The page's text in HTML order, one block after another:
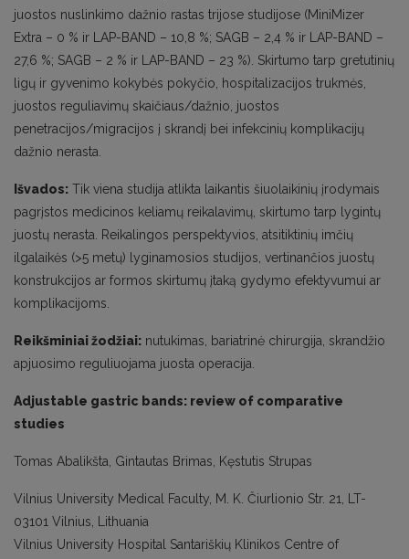
juostos nuslinkimo dažnio rastas trijose studijose (MiniMizer
Extra – 0 % ir LAP-BAND – 10,8 %; SAGB – 2,4 % ir LAP-BAND –
27,6 %; SAGB – 2 % ir LAP-BAND – 23 %). Skirtumo tarp gretutinių
ligų ir gyvenimo kokybės pokyčio, hospitalizacijos trukmės,
juostos reguliavimų skaičiaus/dažnio, juostos
penetracijos/migracijos į skrandį bei infekcinių komplikacijų
dažnio nerasta.
Išvados: Tik viena studija atlikta laikantis šiuolaikinių įrodymais
pagrįstos medicinos keliamų reikalavimų, skirtumo tarp lygintų
juostų nerasta. Reikalingos perspektyvios, atsitiktinių imčių
ilgalaikės (>5 metų) lyginamosios studijos, vertinančios juostų
konstrukcijos ar formos skirtumų įtaką gydymo efektyvumui ar
komplikacijoms.
Reikšminiai žodžiai: nutukimas, bariatrinė chirurgija, skrandžio
apjuosimo reguliuojama juosta operacija.
Adjustable gastric bands: review of comparative
studies
Tomas Abalikšta, Gintautas Brimas, Kęstutis Strupas
Vilnius University Medical Faculty, M. K. Čiurlionio Str. 21, LT-
03101 Vilnius, Lithuania
Vilnius University Hospital Santariškių Klinikos Centre of